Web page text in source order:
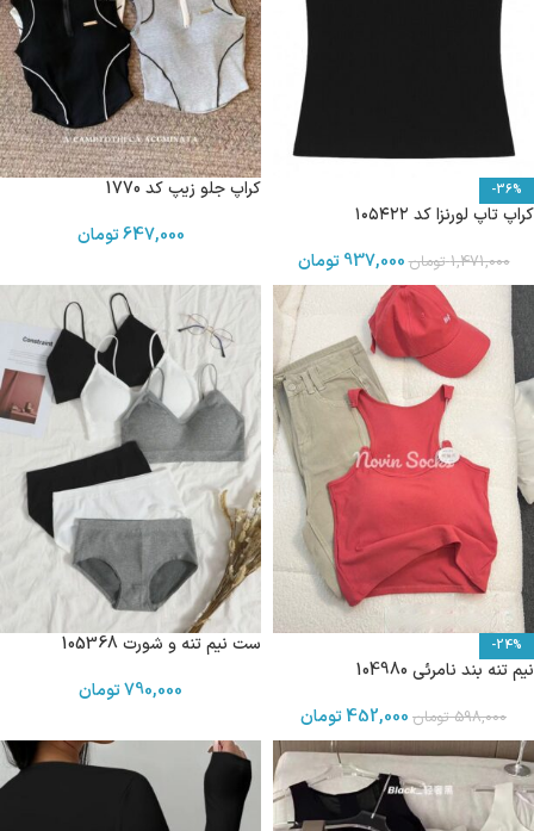
-36%
کراپ تاپ لورنزا کد ۱۰۵۴۲۲
1,471,000 تومان937,000 تومان
کراپ جلو زیپ کد 1770
647,000تومان
-24%
نیم تنه بند نامرئی 104980
598,000 تومان 452,000تومان
ست نیم تنه و شورت 105368
790,000تومان